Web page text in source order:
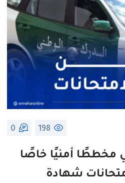
198
0
مخططًا أمنيًا خاصًا
شهادة